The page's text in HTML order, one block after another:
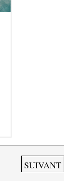
SUIVANT